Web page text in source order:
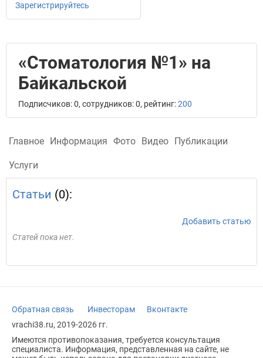
Зарегистрируйтесь
«Стоматология №1» на
Байкальской
Подписчиков: 0, сотрудников: 0, рейтинг:200
Главное Информация Фото Видео Публикации
Услуги
Статьи (0):
Добавить статью
Статей пока нет.
Обратная связь Инвесторам
Вконтакте
vrachi38.ru, 2019-2026 гг.
Имеются противопоказания, требуется консультация
специалиста. Информация, представленная на сайте, не